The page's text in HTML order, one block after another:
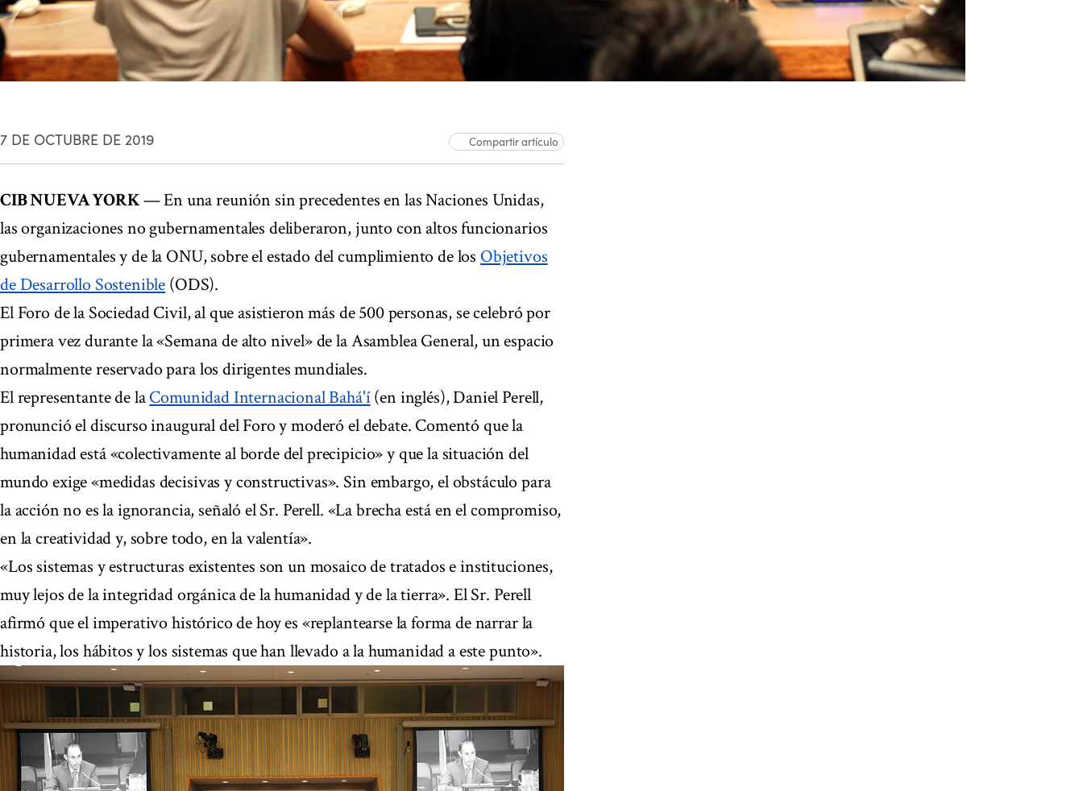
7 DE OCTUBRE DE 2019 Compartir artículo
CIB NUEVA YORK— En una reunión sin precedentes en las Naciones Unidas,
las organizaciones no gubernamentales deliberaron, junto con altos funcionarios
gubernamentales y de la ONU, sobre el estado del cumplimiento de los Objetivos
de Desarrollo Sostenible (ODS).
El Foro de la Sociedad Civil, al que asistieron más de 500 personas, se celebró por
primera vez durante la «Semana de alto nivel» de la Asamblea General, un espacio
normalmente reservado para los dirigentes mundiales.
El representante de laComunidad Internacional Bahá'í(en inglés), Daniel Perell,
pronunció el discurso inaugural del Foro y moderó el debate. Comentó que la
humanidad está «colectivamente al borde del precipicio» y que la situación del
mundo exige «medidas decisivas y constructivas». Sin embargo, el obstáculo para
la acción no es la ignorancia, señaló el Sr. Perell. «La brecha está en el compromiso,
en la creatividad y, sobre todo, en la valentía».
«Los sistemas y estructuras existentes son un mosaico de tratados e instituciones,
muy lejos de la integridad orgánica de la humanidad y de la tierra». El Sr. Perell
afirmó que el imperativo histórico de hoy es «replantearse la forma de narrar la
historia, los hábitos y los sistemas que han llevado a la humanidad a este punto».